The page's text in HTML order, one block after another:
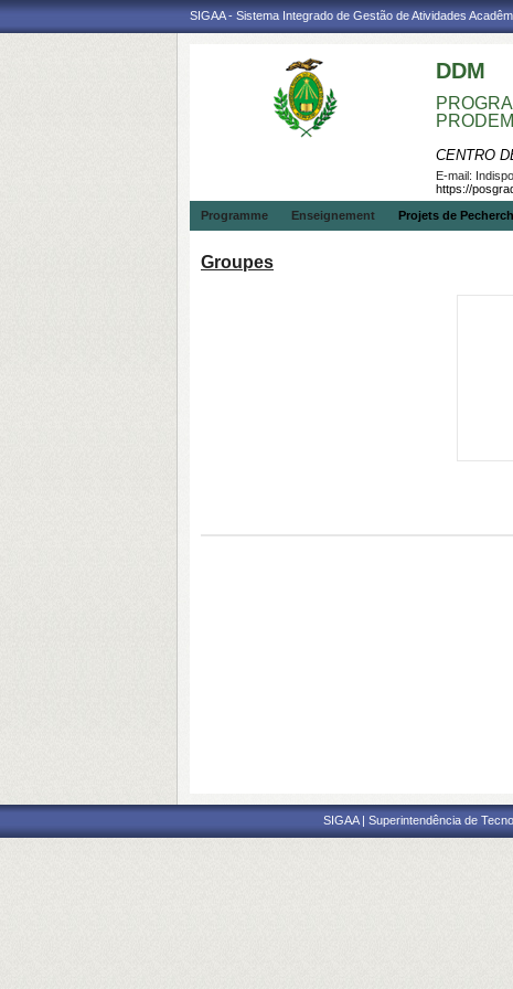
SIGAA - Sistema Integrado de Gestão de Atividades
DDM
CENTRO
E-mail:
https://
Programme
Enseignement Projets de
Groupes
SIGAA | Superintendência de